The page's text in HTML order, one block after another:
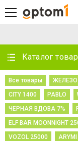
Каталог
Все товары
CITY 1400
PABLO
ЧЕРНАЯ ВДОВА 7%
ELF BAR MOONNIGHT
VOZOL 25000